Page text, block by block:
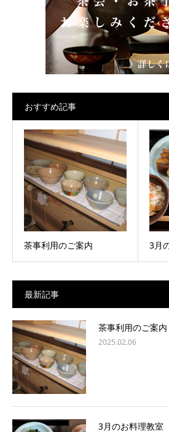
おすすめ記事
茶事利用のご案内 3月
最新記事
茶事利用のご案内
2025.02.06
3月のお料理教室